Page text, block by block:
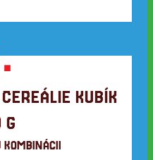
KUBÍK
KOMBINÁCII